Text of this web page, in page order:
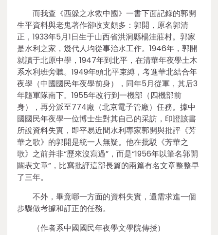
而我查《西躲之水救中國》一書下面記錄的郭開
生平資料與老鬼著作卻收支頗多：郭開，原名郭清
正，1933年5月1日生于山西省洪洞縣楊洼莊村。郭家
是水利之家，幾代人均從事治水工作。1946年，郭開
就讀于北原中學，1947年到北平，在清華年夜學土木
系水利班旁聽。1949年頭北平束縛，考進華北結合年
夜學（中國國民年夜學前身），同年5月從軍，其后3
年隨軍隊南下。1955年改行到一機部（四機部前
身），再分派至774廠（北京電子管廠）任務。據中
國國民年夜學一位博士生對其自己的采訪，印證該書
所說資料失實，即平易近間水利專家郭開與批評《芳
華之歌》的郭開是統一人無疑。他在批駁《芳華之
歌》之前并非“歷來沒寫過”，而是“1956年以筆名郭開
闢表文章”，比寫批評這部長篇的兩篇有名文章整整早
了三年。
不外，畢竟哪一方面的資料失實，還需求進一個
步驟做考據和訂正的任務。
（作者系中國國民年夜學文學院傳授）